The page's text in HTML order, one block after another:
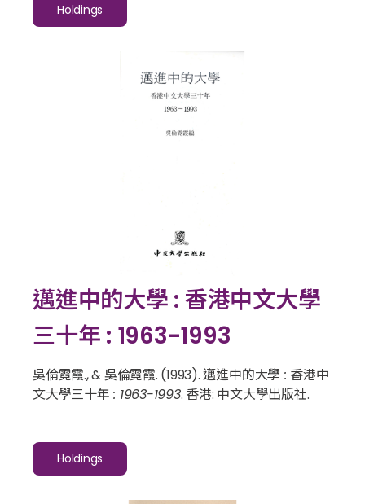
Holdings
邁進中的大學 : 香港中文大學
三十年 : 1963-1993
吳倫霓霞., & 吳倫霓霞. (1993).邁進中的大學 : 香港中
文大學三十年 : 1963-1993. 香港: 中文大學出版社.
Holdings